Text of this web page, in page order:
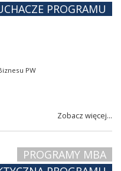
PROGRAMU
PW
Zobacz więcej...
PROGRAMY MBA